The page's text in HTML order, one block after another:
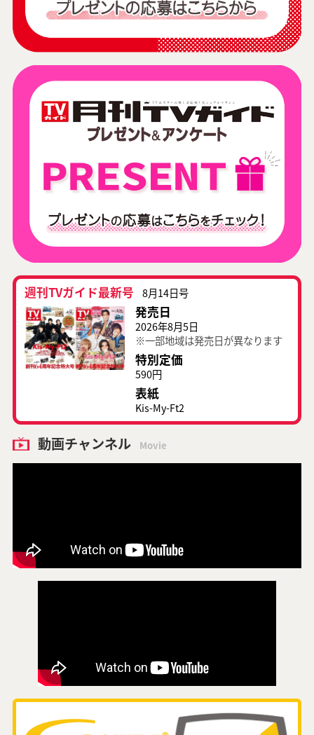
週刊TVガイド最新号 8月14日号
発売日
2026年8月5日
※一部地域は発売日が異なります
特別定価
590円
表紙
Kis-My-Ft2
動画チャンネル Movie